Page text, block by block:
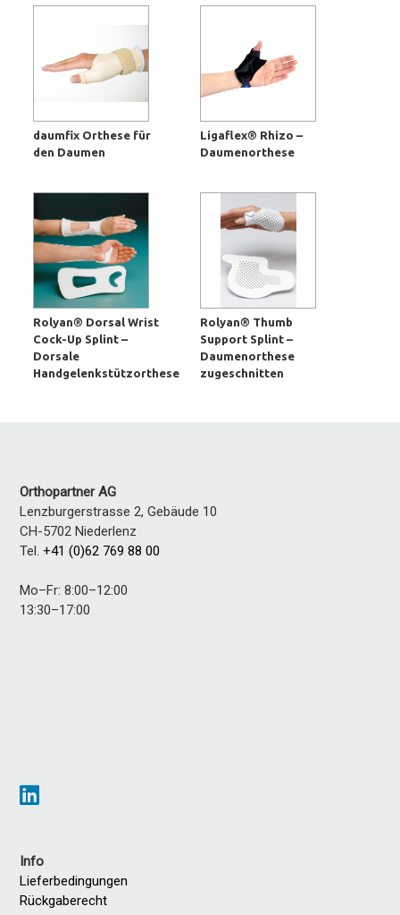
daumfix Orthese für
den Daumen
Ligaflex® Rhizo –
Daumenorthese
Rolyan® Dorsal Wrist
Cock-Up Splint –
Dorsale
Handgelenkstützorthese
Rolyan® Thumb
Support Splint –
Daumenorthese
zugeschnitten
Orthopartner AG
Lenzburgerstrasse 2, Gebäude 10
CH-5702 Niederlenz
Tel.+41 (0)62 769 88 00
Mo–Fr: 8:00–12:00
13:30–17:00
Info
Lieferbedingungen
Rückgaberecht